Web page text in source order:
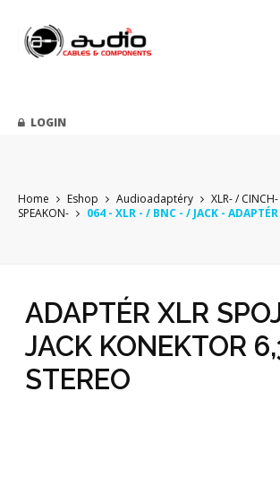
LOGIN
Home Eshop Audioadaptéry
XLR- /
SPEAKON-
064 - XLR - / BNC - / JACK - ADAPTÉR
ADAPTÉR XLR
JACK KONEKTOR
STEREO